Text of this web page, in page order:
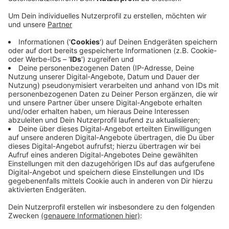
zwischen Donnerstag und Sonntag der letzten
Woche seien in Hattingen 50 Reisebusse
angekommen, die Besucherinnen und Besucher
zum Weihnachtsmarkt gebracht haben. Die
Organisatoren haben wegen des großen Ansturms
extra jemanden eingestellt, der sich um die Busse
und die Fahrer kümmert. Auch die Händlerinnen
und Händler auf dem Markt waren mit dem
Wochenende sehr zufrieden. Das erste
Adventswochenende sei das erfolgreichste in 18
Jahren Weihnachtsmarkt gewesen, heißt es vom
Stadtmarketing.
Veröffentlicht:Freitag, 06.12.2024 16:14
Anzeige